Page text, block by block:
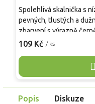
109 Kč / ks
Spolehlivá skalnička s
pevných, tlustých a
zbarvení s výrazně
vybarvení je
sucho i chudší půdy a
trvalky. Vhodná je pro
Popis Diskuze